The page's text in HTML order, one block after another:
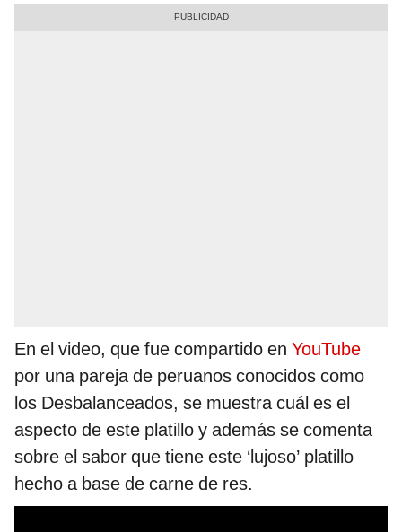
En el video, que fue compartido en YouTube
por una pareja de peruanos conocidos como
los Desbalanceados, se muestra cuál es el
aspecto de este platillo y además se comenta
sobre el sabor que tiene este ‘lujoso’ platillo
hecho a base de carne de res.